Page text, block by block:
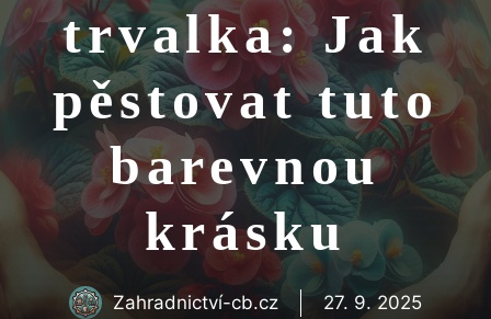
trvalka: Jak
pěstovat tuto
barevnou
krásku
Zahradnictví-cb.cz 27. 9. 2025